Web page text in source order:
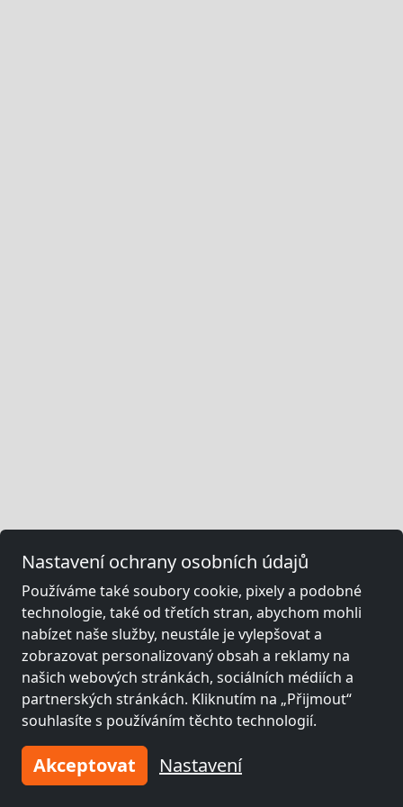
Nastavení ochrany osobních údajů
Používáme také soubory cookie, pixely a podobné
technologie, také od třetích stran, abychom mohli
nabízet naše služby, neustále je vylepšovat a
zobrazovat personalizovaný obsah a reklamy na
našich webových stránkách, sociálních médiích a
partnerských stránkách. Kliknutím na „Přijmout“
souhlasíte s používáním těchto technologií.
Akceptovat Nastavení